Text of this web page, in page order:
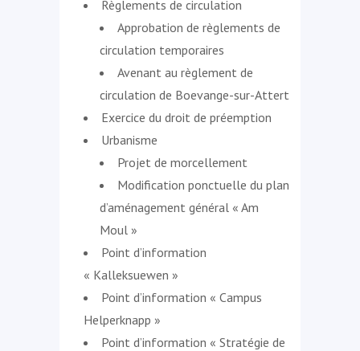
Règlements de circulation
Approbation de règlements de
circulation temporaires
Avenant au règlement de
circulation de Boevange-sur-Attert
Exercice du droit de préemption
Urbanisme
Projet de morcellement
Modification ponctuelle du plan
d’aménagement général « Am
Moul »
Point d’information
« Kalleksuewen »
Point d’information « Campus
Helperknapp »
Point d’information « Stratégie de